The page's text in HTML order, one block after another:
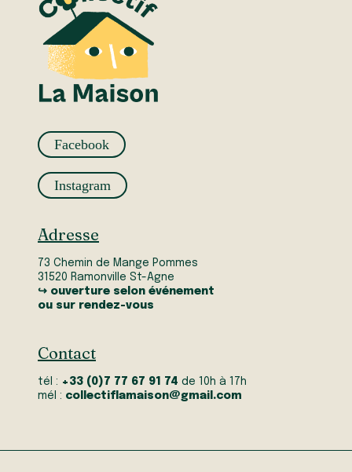
Facebook
Instagram
Adresse
73 Chemin de Mange Pommes
31520 Ramonville St-Agne
↪ ouverture selon événement
ou sur rendez-vous
Contact
tél : +33 (0)7 77 67 91 74 de 10h à 17h
mél : collectiflamaison@gmail.com